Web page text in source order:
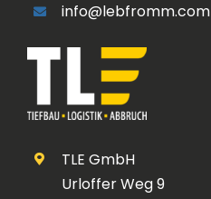
info@lebfromm.com
TLE GmbH
Urloffer Weg 9